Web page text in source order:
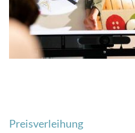
Beitragsnavigation
Preisverleihung